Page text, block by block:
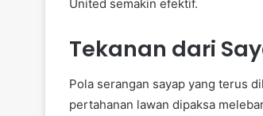
United semakin efektif.
Tekanan dari
Pola serangan sayap yang terus
pertahanan lawan dipaksa